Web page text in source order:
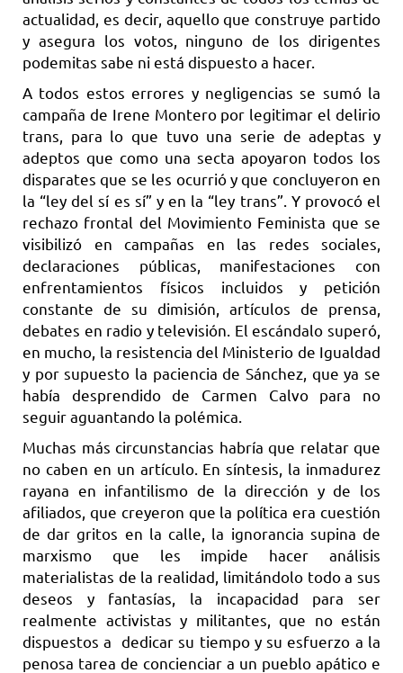
actualidad, es decir, aquello que construye partido
y asegura los votos, ninguno de los dirigentes
podemitas sabe ni está dispuesto a hacer.
A todos estos errores y negligencias se sumó la
campaña de Irene Montero por legitimar el delirio
trans, para lo que tuvo una serie de adeptas y
adeptos que como una secta apoyaron todos los
disparates que se les ocurrió y que concluyeron en
la “ley del sí es sí” y en la “ley trans”. Y provocó el
rechazo frontal del Movimiento Feminista que se
visibilizó en campañas en las redes sociales,
declaraciones públicas, manifestaciones con
enfrentamientos físicos incluidos y petición
constante de su dimisión, artículos de prensa,
debates en radio y televisión. El escándalo superó,
en mucho, la resistencia del Ministerio de Igualdad
y por supuesto la paciencia de Sánchez, que ya se
había desprendido de Carmen Calvo para no
seguir aguantando la polémica.
Muchas más circunstancias habría que relatar que
no caben en un artículo. En síntesis, la inmadurez
rayana en infantilismo de la dirección y de los
afiliados, que creyeron que la política era cuestión
de dar gritos en la calle, la ignorancia supina de
marxismo que les impide hacer análisis
materialistas de la realidad, limitándolo todo a sus
deseos y fantasías, la incapacidad para ser
realmente activistas y militantes, que no están
dispuestos a dedicar su tiempo y su esfuerzo a la
penosa tarea de concienciar a un pueblo apático e